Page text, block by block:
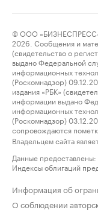
© ООО
2026. Сообщения и
(свидетельство о
выдано Федеральной
информационных
(Роскомнадзор)
издания «РБК»
информации выдано
информационных
(Роскомнадзор)
сопровождаются
Владельцем сайта
Данные предоставлены:
Индексы облигаций
Информация об
О соблюдении